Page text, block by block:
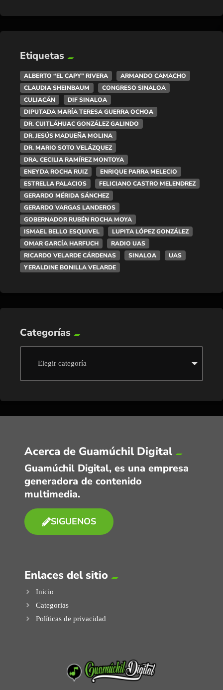
Etiquetas
ALBERTO “EL CAPY” RIVERA
ARMANDO CAMACHO
CLAUDIA SHEINBAUM
CONGRESO SINALOA
CULIACÁN
DIF SINALOA
DIPUTADA MARÍA TERESA GUERRA OCHOA
DR. CUITLÁHUAC GONZÁLEZ GALINDO
DR. JESÚS MADUEÑA MOLINA
DR. MARIO SOTO VELÁZQUEZ
DRA. CECILIA RAMÍREZ MONTOYA
ENEYDA ROCHA RUIZ
ENRIQUE PARRA MELECIO
ESTRELLA PALACIOS
FELICIANO CASTRO MELENDREZ
GERARDO MÉRIDA SÁNCHEZ
GERARDO VARGAS LANDEROS
GOBERNADOR RUBÉN ROCHA MOYA
ISMAEL BELLO ESQUIVEL
LUPITA LÓPEZ GONZÁLEZ
OMAR GARCÍA HARFUCH
RADIO UAS
RICARDO VELARDE CÁRDENAS
SINALOA
UAS
YERALDINE BONILLA VELARDE
Categorías
Acerca de Guamúchil Digital
Guamúchil Digital, es una empresa
generadora de contenido
multimedia.
SIGUENOS
Enlaces del sitio
Inicio
Categorias
Políticas de privacidad